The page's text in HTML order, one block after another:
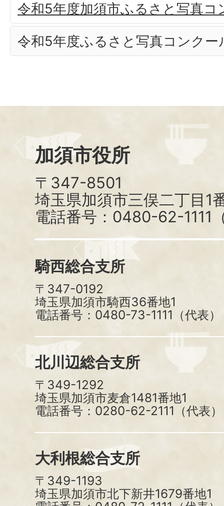
令和5年度加須市ふるさと写真コ
令和5年度ふるさと写真コンクー
加須市役所
〒347-8501
埼玉県加須市三俣二丁目1
電話番号：0480-62-1111
騎西総合支所
〒347-0192
埼玉県加須市騎西36番地1
電話番号：0480-73-1111（代表）
北川辺総合支所
〒349-1292
埼玉県加須市麦倉1481番地1
電話番号：0280-62-2111（代表）
大利根総合支所
〒349-1193
埼玉県加須市北下新井1679番地1